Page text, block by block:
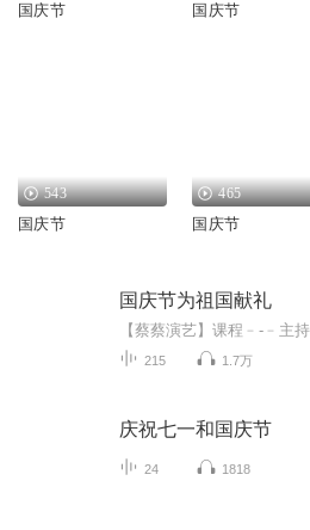
国庆节 国庆节
543
国庆节
465
国庆节
国庆节为祖国献礼
215 1.7万
庆祝七一和国庆节
24 1818